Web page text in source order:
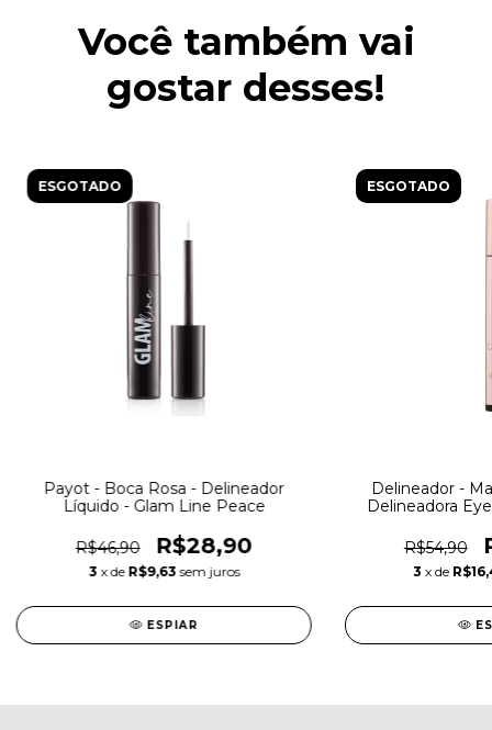
Você também vai
gostar desses!
ESGOTADO
Payot - Boca Rosa - Delineador
Líquido - Glam Line Peace
R$46,90 R$28,90
3 x de R$9,63 sem juros
ESPIAR
ESGOTADO
Delineador -
Delineadora
R$54,90
3 x de